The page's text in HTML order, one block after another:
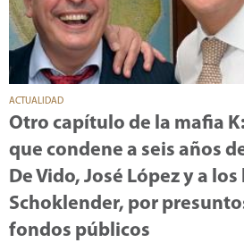
ACTUALIDAD
Otro capítulo de la mafia
que condene a seis años
De Vido, José López y a
Schoklender, por
fondos públicos